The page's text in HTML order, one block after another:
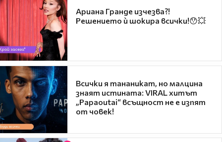
Ариана Гранде изчезва?!
Решението ѝ шокира всички!😯💥
Всички я тананикат, но малцина
знаят истината: VIRAL хитът
„Papaoutai“ всъщност не е изпят
от човек!